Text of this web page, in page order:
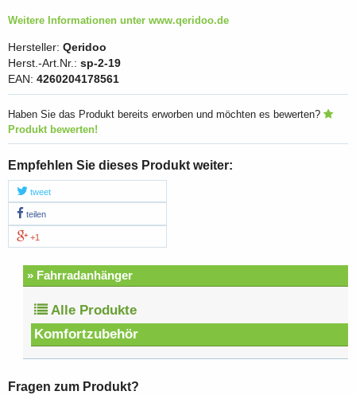
Weitere Informationen unter www.qeridoo.de
Hersteller: Qeridoo
Herst.-Art.Nr.: sp-2-19
EAN: 4260204178561
Haben Sie das Produkt bereits erworben und möchten es bewerten?
Produkt bewerten!
Empfehlen Sie dieses Produkt weiter:
tweet
teilen
+1
» Fahrradanhänger
Alle Produkte
Komfortzubehör
Fragen zum Produkt?